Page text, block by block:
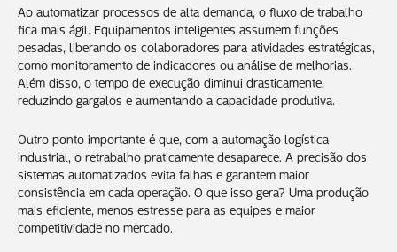
Ao automatizar processos de alta demanda, o fluxo de trabalho
fica mais ágil. Equipamentos inteligentes assumem funções
pesadas, liberando os colaboradores para atividades estratégicas,
como monitoramento de indicadores ou análise de melhorias.
Além disso, o tempo de execução diminui drasticamente,
reduzindo gargalos e aumentando a capacidade produtiva.
Outro ponto importante é que, com a automação logística
industrial, o retrabalho praticamente desaparece. A precisão dos
sistemas automatizados evita falhas e garantem maior
consistência em cada operação. O que isso gera? Uma produção
mais eficiente, menos estresse para as equipes e maior
competitividade no mercado.